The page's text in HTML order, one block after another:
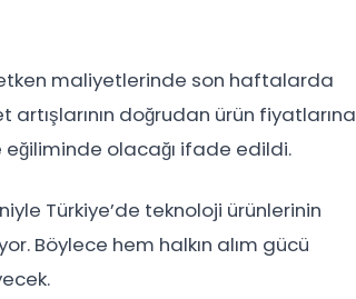
maliyetlerinde son haftalarda
doğrudan ürün fiyatlarına
eğiliminde olacağı ifade edildi.
Türkiye’de teknoloji ürünlerinin
Böylece hem halkın alım gücü